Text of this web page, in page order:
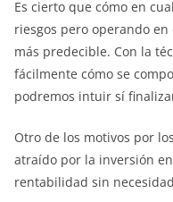
Es cierto que cómo en
riesgos pero operando
más predecible. Con la
fácilmente cómo se
podremos intuir sí
Otro de los motivos por
atraído por la inversión
rentabilidad sin